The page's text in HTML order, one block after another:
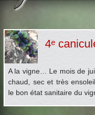
A la vigne… Le mois de
chaud, sec et très
le bon état sanitaire du